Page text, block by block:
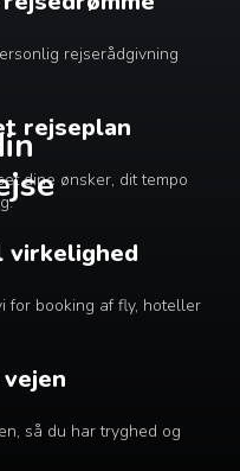
rejserådgivning
rejseplan
dine ønsker, dit tempo
virkelighed
for booking af fly, hoteller
så du har tryghed og